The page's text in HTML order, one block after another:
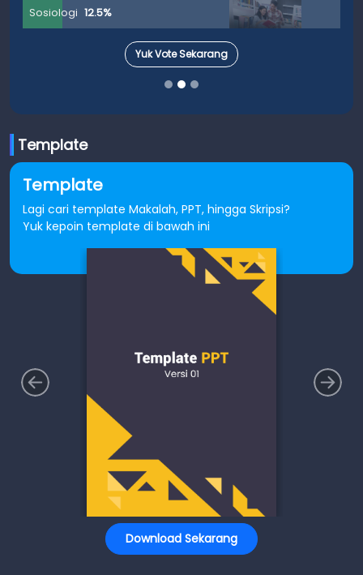
Sosiologi 12.5%
Yuk Vote Sekarang
Template
Template
Lagi cari template Makalah, PPT, hingga Skripsi?
Yuk kepoin template di bawah ini
Download Sekarang